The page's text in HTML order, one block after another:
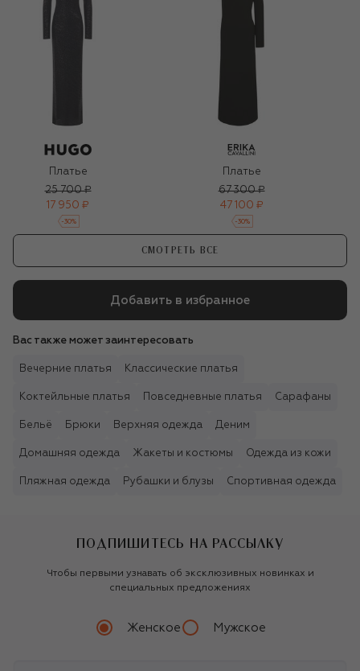
Платье
25 700 ₽
17 950 ₽
-30%
Платье
67 300 ₽
47 100 ₽
-30%
СМОТРЕТЬ ВСЕ
Добавить в избранное
Вас также может заинтересовать
Вечерние платья Классические платья
Коктейльные платья Повседневные платья Сарафаны
Бельё Брюки Верхняя одежда Деним
Домашняя одежда Жакеты и костюмы Одежда из кожи
Пляжная одежда Рубашки и блузы Спортивная одежда
ПОДПИШИТЕСЬ НА РАССЫЛКУ
Чтобы первыми узнавать об эксклюзивных новинках и
специальных предложениях
Женское Мужское